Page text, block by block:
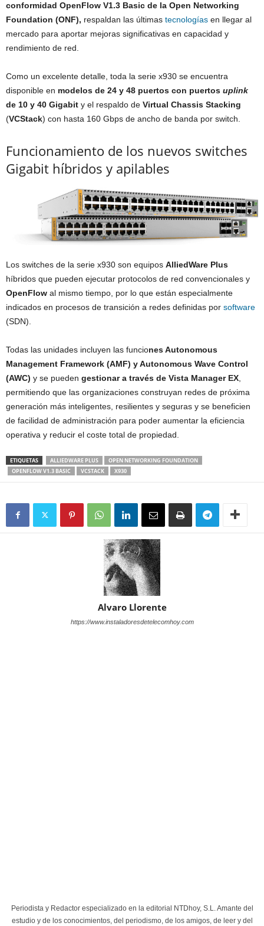
conformidad OpenFlow V1.3 Basic de la Open Networking
Foundation (ONF), respaldan las últimas tecnologías en llegar al
mercado para aportar mejoras significativas en capacidad y
rendimiento de red.
Como un excelente detalle, toda la serie x930 se encuentra
disponible en modelos de 24 y 48 puertos con puertos uplink
de 10 y 40 Gigabit y el respaldo de Virtual Chassis Stacking
(VCStack) con hasta 160 Gbps de ancho de banda por switch.
Funcionamiento de los nuevos switches
Gigabit híbridos y apilables
Los switches de la serie x930 son equipos AlliedWare Plus
híbridos que pueden ejecutar protocolos de red convencionales y
OpenFlow al mismo tiempo, por lo que están especialmente
indicados en procesos de transición a redes definidas por software
(SDN).
Todas las unidades incluyen las funciones Autonomous
Management Framework (AMF) y Autonomous Wave Control
(AWC) y se pueden gestionar a través de Vista Manager EX,
permitiendo que las organizaciones construyan redes de próxima
generación más inteligentes, resilientes y seguras y se beneficien
de facilidad de administración para poder aumentar la eficiencia
operativa y reducir el coste total de propiedad.
ETIQUETAS ALLIEDWARE PLUS
OPEN NETWORKING FOUNDATION
OPENFLOW V1.3 BASIC
VCSTACK X930
Alvaro Llorente
https://www.instaladoresdetelecomhoy.com
Periodista y Redactor especializado en la editorial NTDhoy, S.L. Amante del
estudio y de los conocimientos, del periodismo, de los amigos, de leer y del